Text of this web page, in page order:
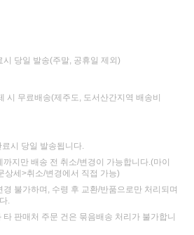
당일 발송(주말, 공휴일 제외)
시 무료배송(제주도, 도서산간지역 배송비
시 당일 발송됩니다.
지만 배송 전 취소/변경이 가능합니다.(마이
상세>취소/변경에서 직접 가능)
불가하며, 수령 후 교환/반품으로만 처리되며
.
판매처 주문 건은 묶음배송 처리가 불가합니